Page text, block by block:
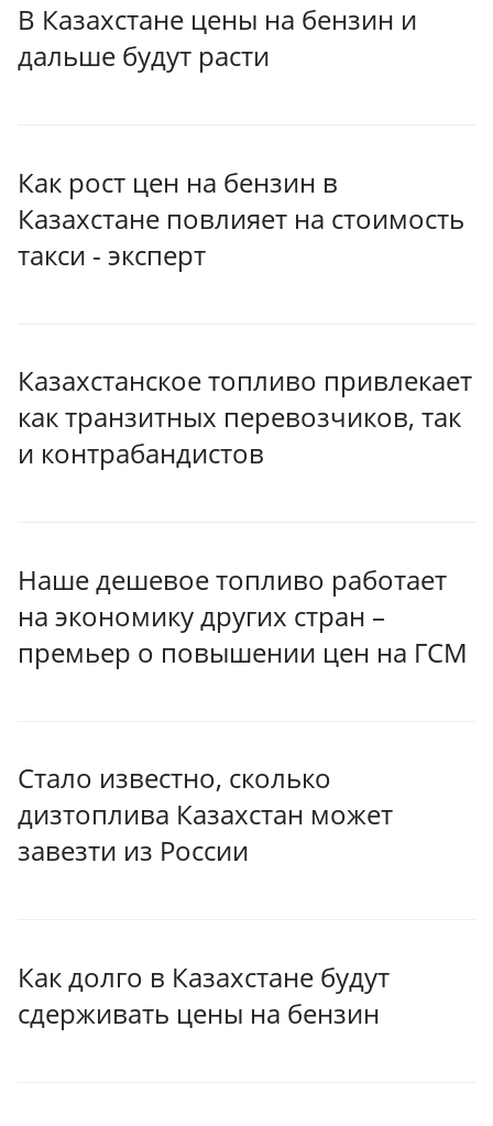
В Казахстане цены на бензин и
дальше будут расти
Как рост цен на бензин в
Казахстане повлияет на стоимость
такси - эксперт
Казахстанское топливо привлекает
как транзитных перевозчиков, так
и контрабандистов
Наше дешевое топливо работает
на экономику других стран –
премьер о повышении цен на ГСМ
Стало известно, сколько
дизтоплива Казахстан может
завезти из России
Как долго в Казахстане будут
сдерживать цены на бензин